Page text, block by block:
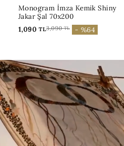
Dama Desen Bordo Naia Eşarp
95x95
1,290 TL2,890TL - %55